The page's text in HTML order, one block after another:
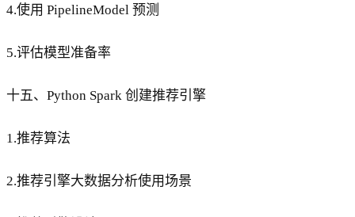
4.使用 PipelineModel 预测
5.评估模型准备率
十五、Python Spark 创建推荐引擎
1.推荐算法
2.推荐引擎大数据分析使用场景